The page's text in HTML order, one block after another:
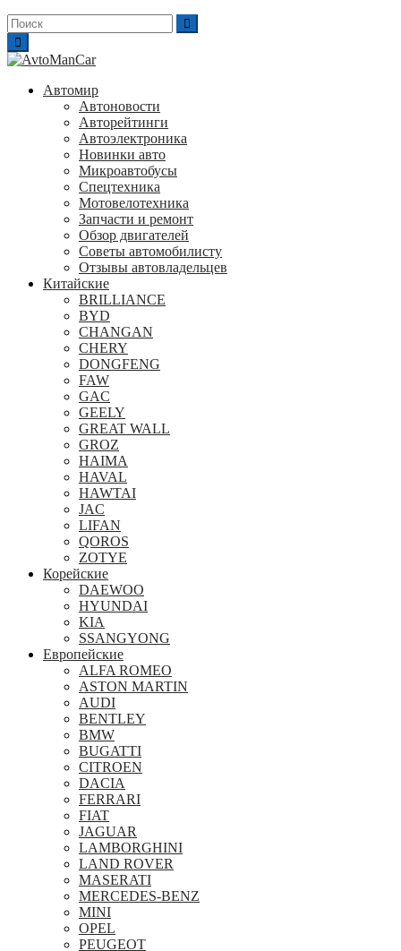
Поиск
для:
Автомир
Автоновости
Авторейтинги
Автоэлектроника
Новинки авто
Микроавтобусы
Спецтехника
Мотовелотехника
Запчасти и ремонт
Обзор двигателей
Советы автомобилисту
Отзывы автовладельцев
Китайские
BRILLIANCE
BYD
CHANGAN
CHERY
DONGFENG
FAW
GAC
GEELY
GREAT WALL
GROZ
HAIMA
HAVAL
HAWTAI
JAC
LIFAN
QOROS
ZOTYE
Корейские
DAEWOO
HYUNDAI
KIA
SSANGYONG
Европейские
ALFA ROMEO
ASTON MARTIN
AUDI
BENTLEY
BMW
BUGATTI
CITROEN
DACIA
FERRARI
FIAT
JAGUAR
LAMBORGHINI
LAND ROVER
MASERATI
MERCEDES-BENZ
MINI
OPEL
PEUGEOT